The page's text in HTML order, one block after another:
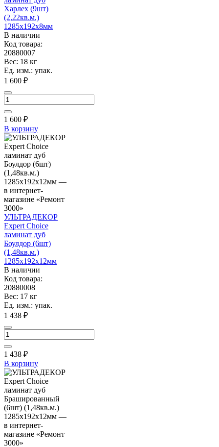
Харлех (9шт)
(2,22кв.м.)
1285х192х8мм
В наличии
Код товара:
20880007
Вес: 18 кг
Ед. изм.: упак.
1 600 ₽
1 600 ₽
В корзину
УЛЬТРАДЕКОР
Expert Choice
ламинат дуб
Боулдор (6шт)
(1,48кв.м.)
1285х192х12мм
В наличии
Код товара:
20880008
Вес: 17 кг
Ед. изм.: упак.
1 438 ₽
1 438 ₽
В корзину